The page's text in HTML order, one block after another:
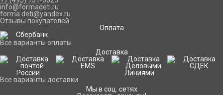
info@formadeti.ru
forma.deti@yandex.ru
Отзывы покупателей
Оплата
Все варианты оплаты
Доставка
Все варианты доставки
Мы в соц. сетях